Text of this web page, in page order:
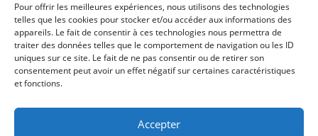
Pour offrir les meilleures expériences, nous utilisons des technologies
telles que les cookies pour stocker et/ou accéder aux informations des
appareils. Le fait de consentir à ces technologies nous permettra de
traiter des données telles que le comportement de navigation ou les ID
uniques sur ce site. Le fait de ne pas consentir ou de retirer son
consentement peut avoir un effet négatif sur certaines caractéristiques
et fonctions.
Accepter
A PROPOS
CONTACT
PROFESSIONNELS